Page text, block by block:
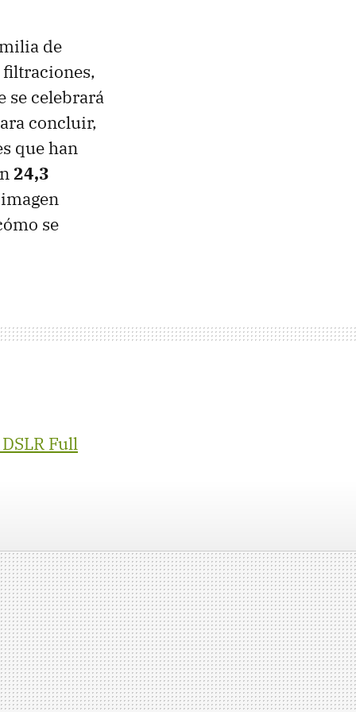
de
filtraciones,
se celebrará
concluir,
que han
24,3
se
Full